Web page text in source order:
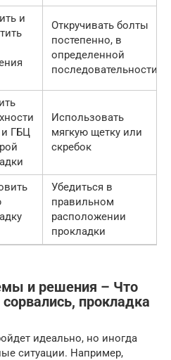
и
Откручивать болты
постепенно, в
определенной
последовательности
и ГБЦ
Использовать
мягкую щетку или
скребок
Убедиться в
правильном
расположении
прокладки
и решения – Что
прокладка
идеально, но иногда
ситуации. Например,